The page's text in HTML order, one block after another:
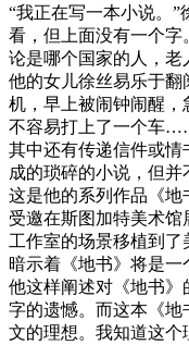
“我正在写一本小说。
看，但上面没有一个字
论是哪个国家的人，老
他的女儿徐丝易乐于
机，早上被闹钟闹醒
不容易打上了一个车
其中还有传递信件或
成的琐碎的小说，但并
这是他的系列作品《
受邀在斯图加特美术
工作室的场景移植到
暗示着《地书》将是一
他这样阐述对《地书》
字的遗憾。而这本《地
文的理想。我知道这